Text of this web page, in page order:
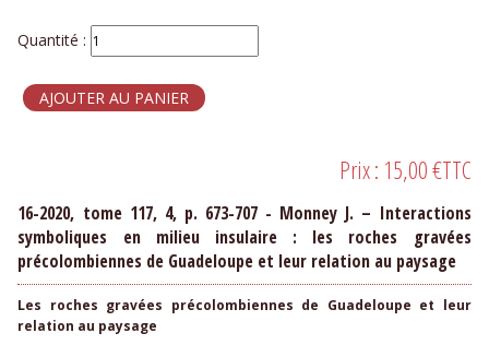
Quantité :
Prix : 15,00 €TTC
16-2020, tome 117, 4, p. 673-707 - Monney J. – Interactions
symboliques en milieu insulaire : les roches gravées
précolombiennes de Guadeloupe et leur relation au paysage
Les roches gravées précolombiennes de Guadeloupe et leur
relation au paysage